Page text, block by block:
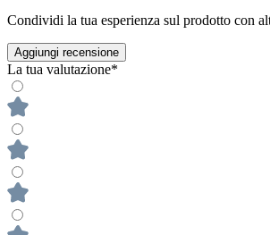
Condividi la tua esperienza sul prodotto con
Aggiungi recensione
La tua valutazione*